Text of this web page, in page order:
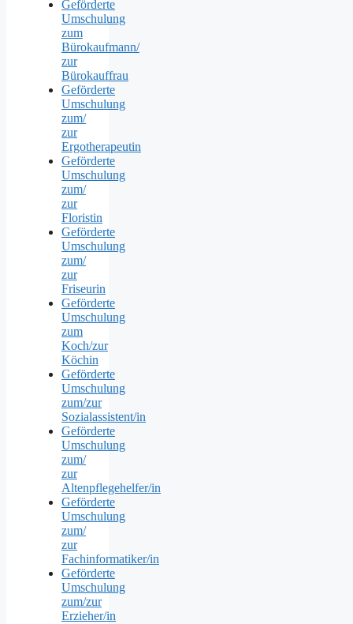
Geförderte
Umschulung
zum
Bürokaufmann/
zur
Bürokauffrau
Geförderte
Umschulung
zum/
zur
Ergotherapeutin
Geförderte
Umschulung
zum/
zur
Floristin
Geförderte
Umschulung
zum/
zur
Friseurin
Geförderte
Umschulung
zum
Koch/zur
Köchin
Geförderte
Umschulung
zum/zur
Sozialassistent/in
Geförderte
Umschulung
zum/
zur
Altenpflegehelfer/in
Geförderte
Umschulung
zum/
zur
Fachinformatiker/in
Geförderte
Umschulung
zum/zur
Erzieher/in